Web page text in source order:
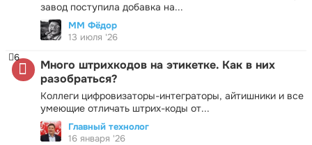
завод поступила добавка на...
ММ Фёдор
13 июля '26
Много штрихкодов на этикетке. Как в них
разобраться?
Коллеги цифровизаторы-интеграторы, айтишники и все
умеющие отличать штрих-коды от...
6
Главный технолог
16 января '26